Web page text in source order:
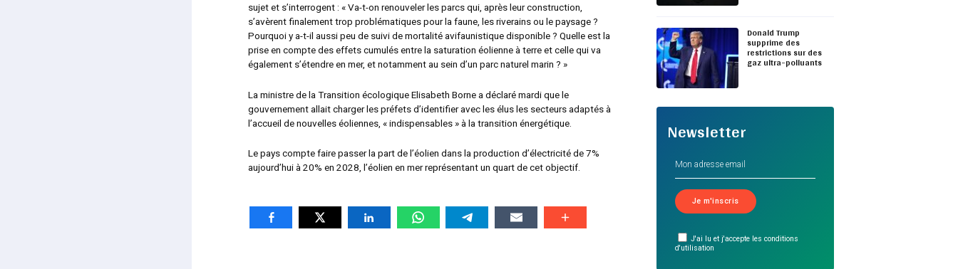
sujet et s’interrogent : « Va-t-on renouveler les parcs qui, après leur construction,
s’avèrent finalement trop problématiques pour la faune, les riverains ou le paysage ?
Pourquoi y a-t-il aussi peu de suivi de mortalité avifaunistique disponible ? Quelle est la
prise en compte des effets cumulés entre la saturation éolienne à terre et celle qui va
également s’étendre en mer, et notamment au sein d’un parc naturel marin ? »
La ministre de la Transition écologique Elisabeth Borne a déclaré mardi que le
gouvernement allait charger les préfets d’identifier avec les élus les secteurs adaptés à
l’accueil de nouvelles éoliennes, « indispensables » à la transition énergétique.
Le pays compte faire passer la part de l’éolien dans la production d’électricité de 7%
aujourd’hui à 20% en 2028, l’éolien en mer représentant un quart de cet objectif.
Donald Trump
supprime des
restrictions sur des
gaz ultra-polluants
Newsletter
J'ai lu et j'accepte les conditions
d'utilisation